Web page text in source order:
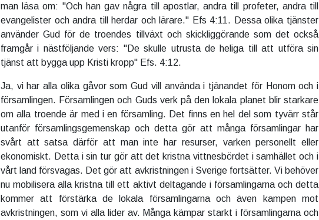
man läsa om: "Och han gav några till apostlar, andra till profeter, andra till
evangelister och andra till herdar och lärare." Efs 4:11. Dessa olika tjänster
använder Gud för de troendes tillväxt och skickliggörande som det också
framgår i nästföljande vers: "De skulle utrusta de heliga till att utföra sin
tjänst att bygga upp Kristi kropp" Efs. 4:12.
Ja, vi har alla olika gåvor som Gud vill använda i tjänandet för Honom och i
församlingen. Församlingen och Guds verk på den lokala planet blir starkare
om alla troende är med i en församling. Det finns en hel del som tyvärr står
utanför församlingsgemenskap och detta gör att många församlingar har
svårt att satsa därför att man inte har resurser, varken personellt eller
ekonomiskt. Detta i sin tur gör att det kristna vittnesbördet i samhället och i
vårt land försvagas. Det gör att avkristningen i Sverige fortsätter. Vi behöver
nu mobilisera alla kristna till ett aktivt deltagande i församlingarna och detta
kommer att förstärka de lokala församlingarna och även kampen mot
avkristningen, som vi alla lider av. Många kämpar starkt i församlingarna och